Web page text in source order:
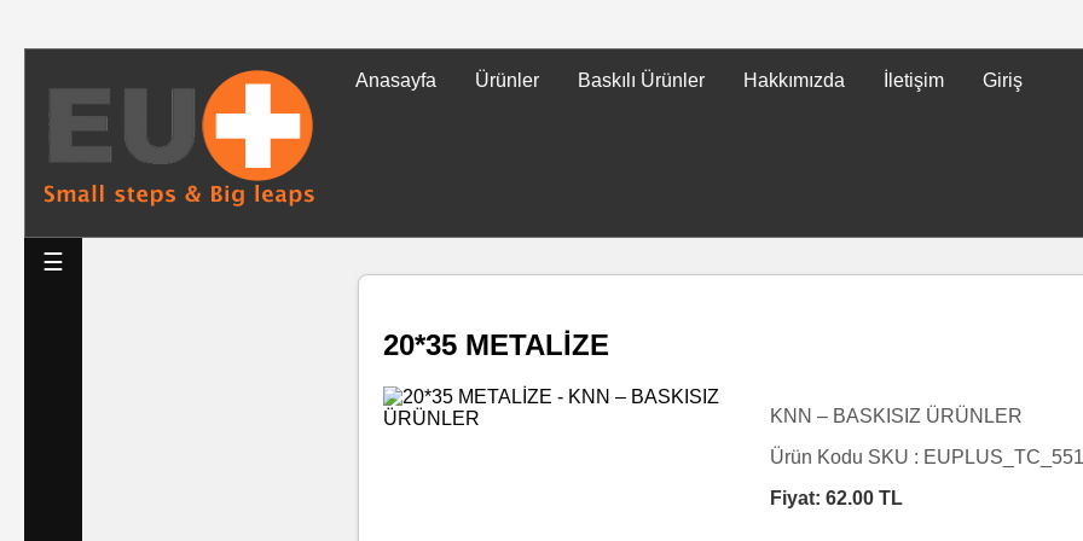
Anasayfa Ürünler Baskılı Ürünler Hakkımızda İletişim Giriş
☰
Tüm
Ürünler
Islak
20*35 METALİZE
KNN – BASKISIZ ÜRÜNLER
Ürün Kodu SKU : EUPLUS_TC_551
Fiyat: 62.00 TL